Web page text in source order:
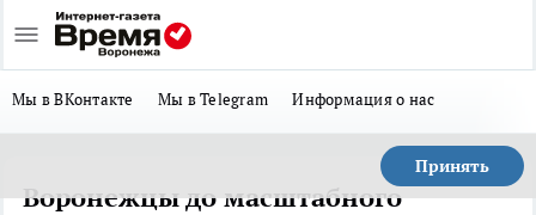
Мы в ВКонтакте Мы в Telegram Информация о нас
Принять
Воронежцы до масштабного